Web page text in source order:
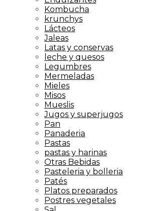
Kombucha
krunchys
Lácteos
Jaleas
Latas y conservas
leche y quesos
Legumbres
Mermeladas
Mieles
Misos
Mueslis
Jugos y superjugos
Pan
Panaderia
Pastas
pastas y harinas
Otras Bebidas
Pasteleria y bolleria
Patés
Platos preparados
Postres vegetales